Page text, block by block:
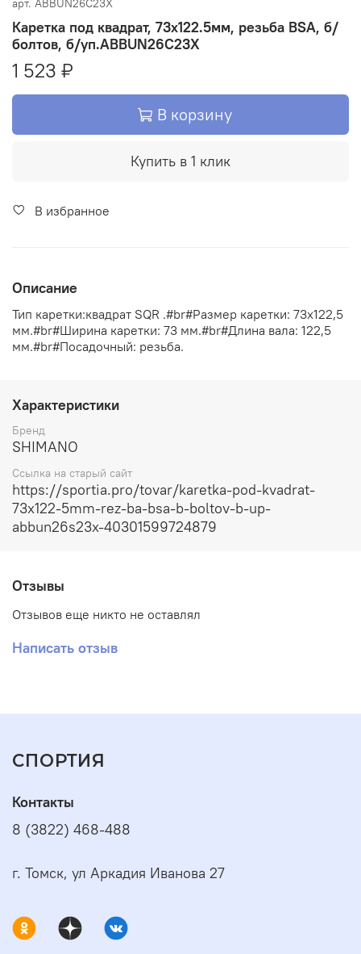
арт. ABBUN26С23X
Каретка под квадрат, 73x122.5мм, резьба BSA, б/
болтов, б/уп.ABBUN26С23X
1 523 ₽
В корзину
Купить в 1 клик
В избранное
Описание
Тип каретки:квадрат SQR .#br#Размер каретки: 73х122,5
мм.#br#Ширина каретки: 73 мм.#br#Длина вала: 122,5
мм.#br#Посадочный: резьба.
Характеристики
Бренд
SHIMANO
Ссылка на старый сайт
https://sportia.pro/tovar/karetka-pod-kvadrat-
73x122-5mm-rez-ba-bsa-b-boltov-b-up-
abbun26s23x-40301599724879
Отзывы
Отзывов еще никто не оставлял
Написать отзыв
СПОРТИЯ
Контакты
8 (3822) 468-488
г. Томск, ул Аркадия Иванова 27